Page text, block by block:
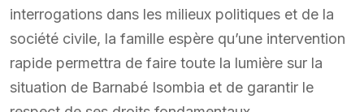
interrogations dans les milieux politiques et de la
société civile, la famille espère qu’une intervention
rapide permettra de faire toute la lumière sur la
situation de Barnabé Isombia et de garantir le